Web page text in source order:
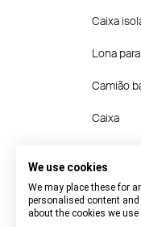
Caixa
Lona
Camião
Caixa
other
We use cookies
We may place these for
personalised content
about the cookies we